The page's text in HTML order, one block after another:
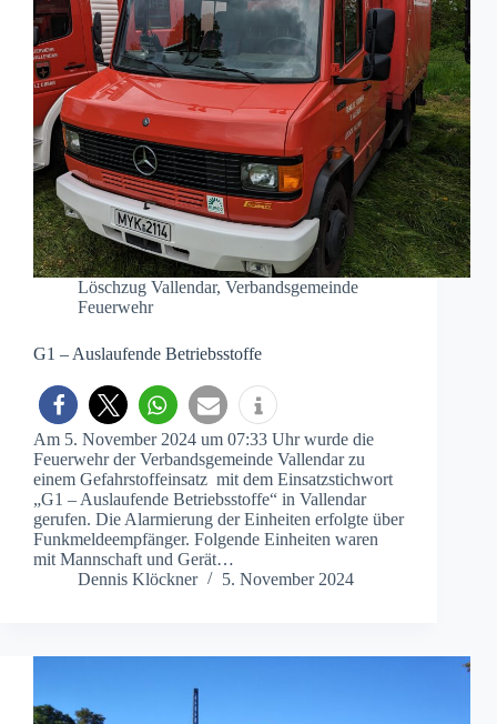
Löschzug Vallendar, Verbandsgemeinde
Feuerwehr
G1 – Auslaufende Betriebsstoffe
Am 5. November 2024 um 07:33 Uhr wurde die
Feuerwehr der Verbandsgemeinde Vallendar zu
einem Gefahrstoffeinsatz mit dem Einsatzstichwort
„G1 – Auslaufende Betriebsstoffe“ in Vallendar
gerufen. Die Alarmierung der Einheiten erfolgte über
Funkmeldeempfänger. Folgende Einheiten waren
mit Mannschaft und Gerät…
Dennis Klöckner
5. November 2024